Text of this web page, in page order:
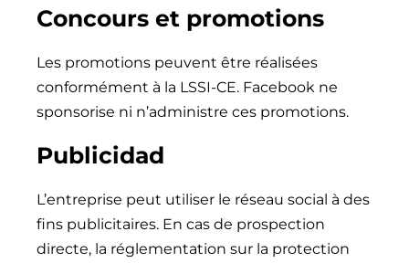
Concours et promotions
Les promotions peuvent être réalisées
conformément à la LSSI-CE. Facebook ne
sponsorise ni n’administre ces promotions.
Publicidad
L’entreprise peut utiliser le réseau social à des
fins publicitaires. En cas de prospection
directe, la réglementation sur la protection